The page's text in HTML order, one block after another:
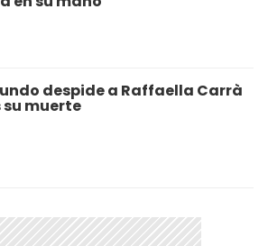
despide a Raffaella Carrà
muerte